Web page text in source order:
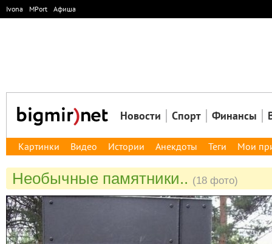
Ivona MPort Афиша
Новости Спорт Финансы
Картинки Видео Истории Анекдоты Теги Мои
Необычные памятники.. (18 фото)